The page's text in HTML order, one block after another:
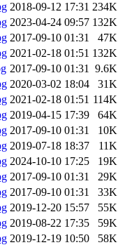
2018-09-12 17:31 234K
2023-04-24 09:57 132K
2017-09-10 01:31
47K
2021-02-18 01:51 132K
2017-09-10 01:31 9.6K
2020-03-02 18:04
31K
2021-02-18 01:51 114K
2019-04-15 17:39
64K
2017-09-10 01:31
10K
2019-07-18 18:37
11K
2024-10-10 17:25
19K
2017-09-10 01:31
29K
2017-09-10 01:31
33K
2019-12-20 15:57
55K
2019-08-22 17:35
59K
2019-12-19 10:50
58K